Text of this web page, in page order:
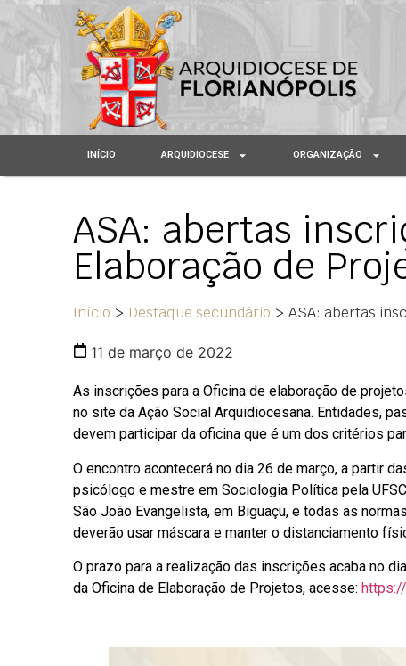
INÍCIO ARQUIDIOCESE ORGANIZAÇÃO
ASA: abertas
Elaboração de
Início > Destaque secundário > ASA: abertas
11 de março de 2022
As inscrições para a Oficina de elaboração de
no site da Ação Social Arquidiocesana. Entidades,
devem participar da oficina que é um dos critérios
O encontro acontecerá no dia 26 de março, a partir
psicólogo e mestre em Sociologia Política pela
São João Evangelista, em Biguaçu, e todas as
deverão usar máscara e manter o distanciamento
O prazo para a realização das inscrições acaba no
da Oficina de Elaboração de Projetos, acesse: